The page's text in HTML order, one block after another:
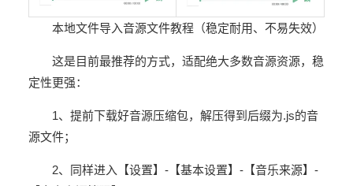
本地文件导入音源文件教程（稳定耐用、不易失效）
这是目前最推荐的方式，适配绝大多数音源资源，稳
定性更强：
1、提前下载好音源压缩包，解压得到后缀为.js的音
源文件；
2、同样进入【设置】-【基本设置】-【音乐来源】-